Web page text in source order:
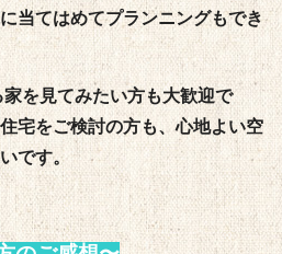
当てはめてプランニングもでき
を見てみたい方も大歓迎で
宅をご検討の方も、心地よい空
です。